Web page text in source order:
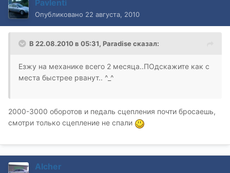
Pavlenti
Опубликовано 22 августа, 2010
В 22.08.2010 в 05:31, Paradise сказал:
Езжу на механике всего 2 месяца..ПОдскажите как с
места быстрее рванут.. ^_^
2000-3000 оборотов и педаль сцепления почти бросаешь,
смотри только сцепление не спали
Alcher